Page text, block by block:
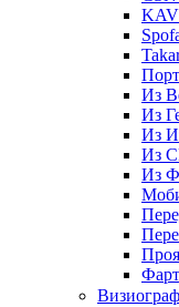
Из
Из
Из
Из
Из